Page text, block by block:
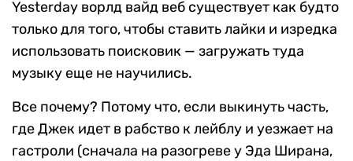
Yesterday ворлд вайд веб существует как будто
только для того, чтобы ставить лайки и изредка
использовать поисковик — загружать туда
музыку еще не научились.
Все почему? Потому что, если выкинуть часть,
где Джек идет в рабство к лейблу и уезжает на
гастроли (сначала на разогреве у Эда Ширана,